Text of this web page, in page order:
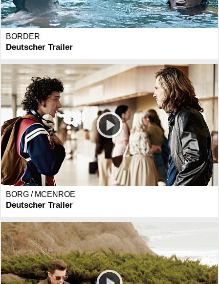
BORDER
Deutscher Trailer
BORG / MCENROE
Deutscher Trailer